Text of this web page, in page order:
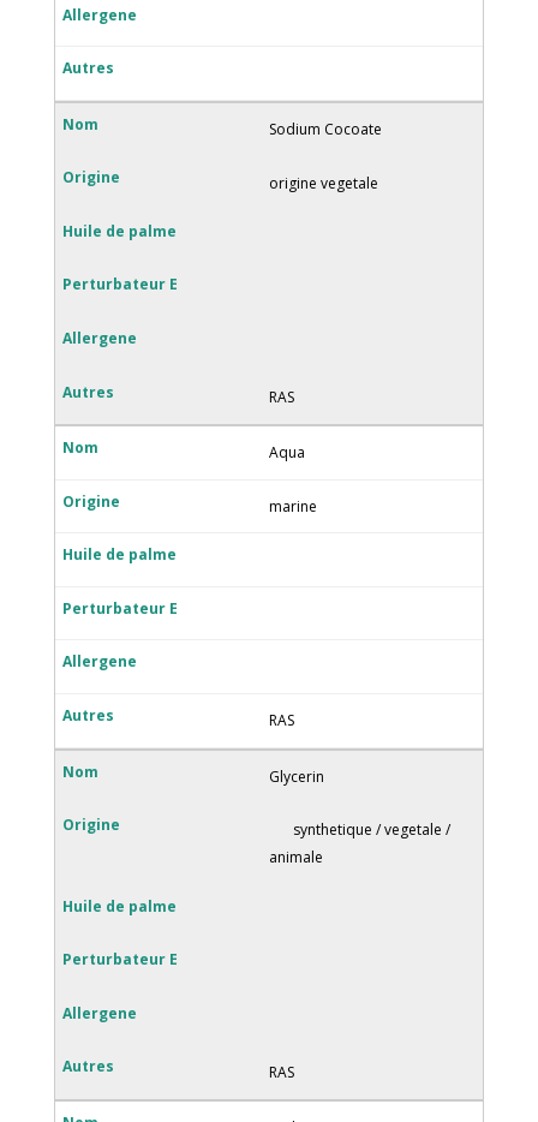
Sodium Cocoate
origine vegetale
RAS
Aqua
marine
RAS
Glycerin
synthetique / vegetale /
animale
RAS